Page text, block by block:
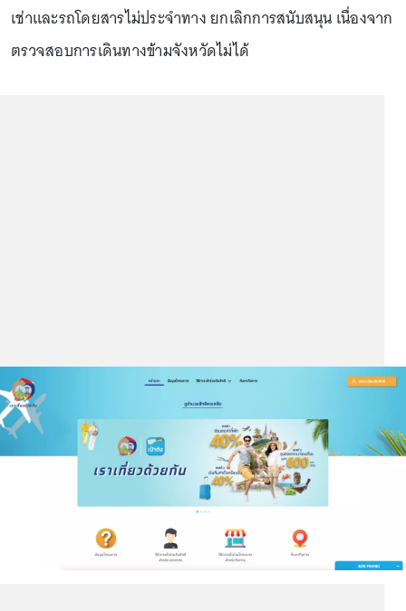
เช่าและรถโดยสารไม่ประจำทาง ยกเลิกการสนับสนุน เนื่องจาก
ตรวจสอบการเดินทางข้ามจังหวัดไม่ได้